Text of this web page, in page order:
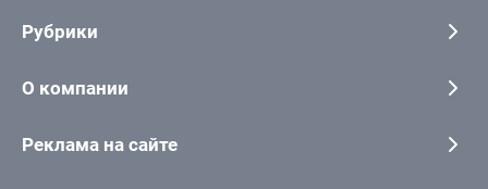
Рубрики
О компании
Реклама на сайте